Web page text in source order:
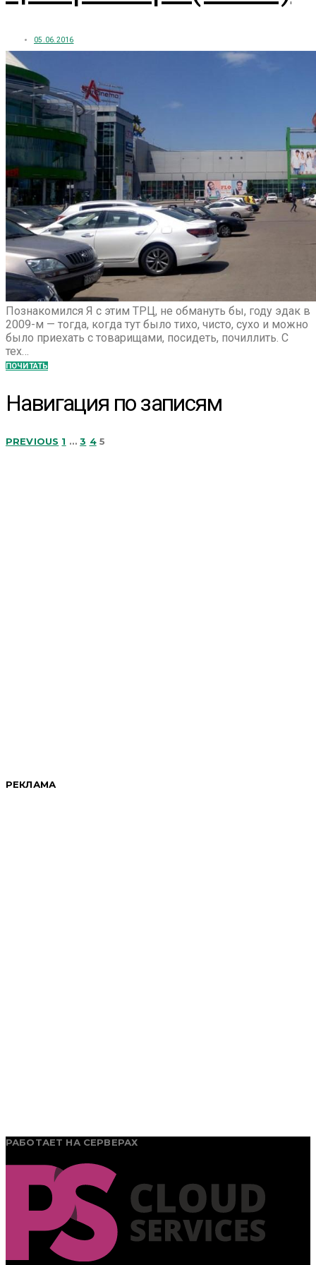
05.06.2016
Познакомился Я с этим ТРЦ, не обмануть бы, году эдак в
2009-м — тогда, когда тут было тихо, чисто, сухо и можно
было приехать с товарищами, посидеть, почиллить. С
тех…
ПОЧИТАТЬ
Навигация по записям
PREVIOUS 1 … 3 4 5
РЕКЛАМА
РАБОТАЕТ НА СЕРВЕРАХ